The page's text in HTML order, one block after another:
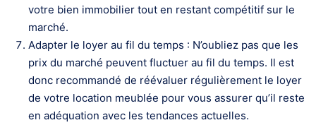
votre bien immobilier tout en restant compétitif sur le
marché.
Adapter le loyer au fil du temps : N’oubliez pas que les
prix du marché peuvent fluctuer au fil du temps. Il est
donc recommandé de réévaluer régulièrement le loyer
de votre location meublée pour vous assurer qu’il reste
en adéquation avec les tendances actuelles.